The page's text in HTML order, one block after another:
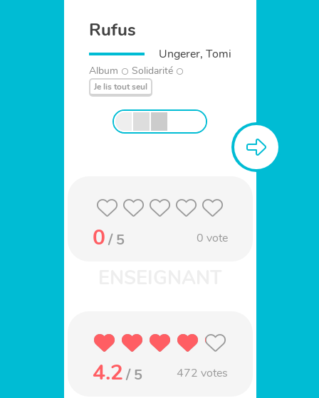
Rufus
Ungerer, Tomi
Album Solidarité
Je lis tout seul
0/ 5 0 vote
4.2/ 5 472 votes